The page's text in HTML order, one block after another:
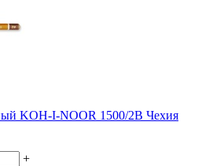
KOH-I-NOOR 1500/2B Чехия
+